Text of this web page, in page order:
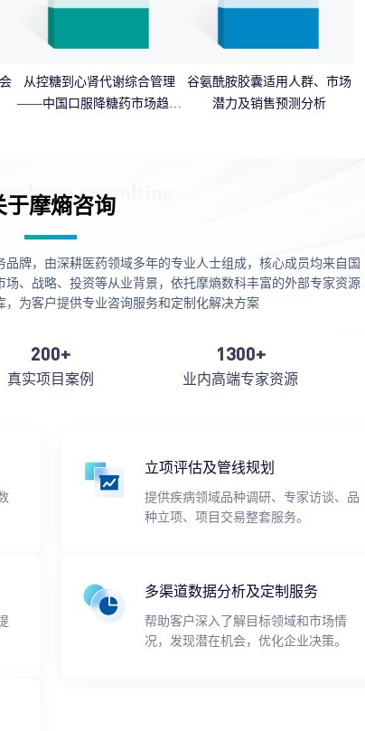
从控糖到心肾代谢综合管理
——中国口服降糖药市场趋势
谷氨酰胺胶囊适用人群、市场
潜力及销售预测分析
于摩熵咨询
牌，由深耕医药领域多年的专业人士组成，核心成员均来自国
、战略、投资等从业背景，依托摩熵数科丰富的外部专家资源
，为客户提供专业咨询服务和定制化解决方案
200+
真实项目案例
1300+
业内高端专家资源
立项评估及管线规划
提供疾病领域品种调研、专家访谈、品
种立项、项目交易整套服务。
多渠道数据分析及定制服务
帮助客户深入了解目标领域和市场情
况，发现潜在机会，优化企业决策。